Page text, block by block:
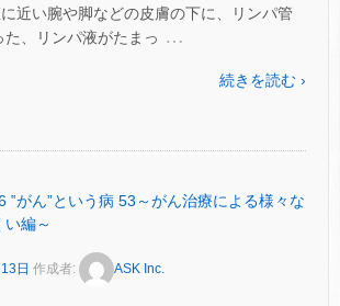
近い腕や脚などの皮膚の下に、リンパ管
、リンパ液がたまっ …
続きを読む ›
‟がん”という病 53～がん治療による様々な
編～
日 作成者: ASK Inc.